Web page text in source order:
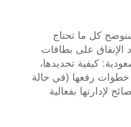
كل ما تحتاج
الإنفاق على بطاقات
كيفية تحديدها،
خطوات رفعها (في حالة
لإدارتها بفعالية